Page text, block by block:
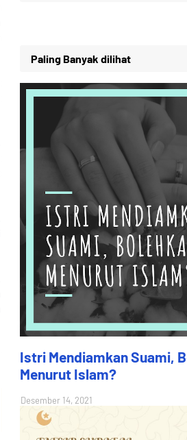
Paling Banyak dilihat
Istri Mendiamkan Suami,
Menurut Islam?
Desember 14, 2021